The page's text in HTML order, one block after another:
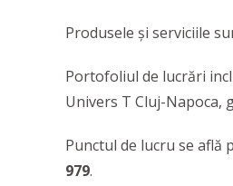
Produsele și serviciile
Portofoliul de lucrări
Univers T Cluj-Napoca,
Punctul de lucru se află
979.